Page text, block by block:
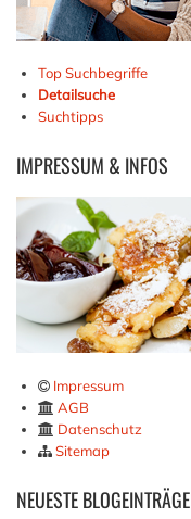
Top Suchbegriffe
Detailsuche
Suchtipps
IMPRESSUM & INFOS
Impressum
AGB
Datenschutz
Sitemap
NEUESTEBLOGEINTRÄGE